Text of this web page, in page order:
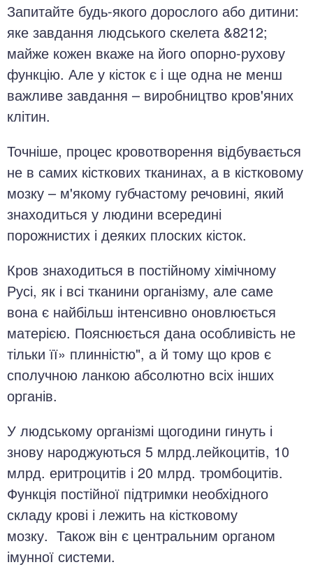
Запитайте будь-якого дорослого або дитини:
яке завдання людського скелета &8212;
майже кожен вкаже на його опорно-рухову
функцію. Але у кісток є і ще одна не менш
важливе завдання – виробництво кров'яних
клітин.
Точніше, процес кровотворення відбувається
не в самих кісткових тканинах, а в кістковому
мозку – м'якому губчастому речовині, який
знаходиться у людини всередині
порожнистих і деяких плоских кісток.
Кров знаходиться в постійному хімічному
Русі, як і всі тканини організму, але саме
вона є найбільш інтенсивно оновлюється
матерією. Пояснюється дана особливість не
тільки її» плинністю", а й тому що кров є
сполучною ланкою абсолютно всіх інших
органів.
У людському організмі щогодини гинуть і
знову народжуються 5 млрд.лейкоцитів, 10
млрд. еритроцитів і 20 млрд. тромбоцитів.
Функція постійної підтримки необхідного
складу крові і лежить на кістковому
мозку. Також він є центральним органом
імунної системи.